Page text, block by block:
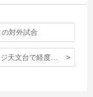
対外試合